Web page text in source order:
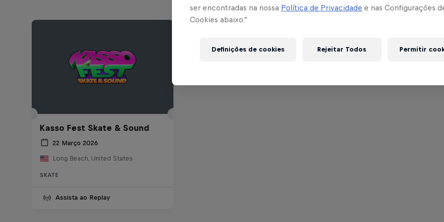
Kasso Fest Skate & Sound
22 Março 2026
Long Beach, United States
SKATE
Assista ao Replay
ser encontradas na nossa Política de Privacidade e nas Configurações
Cookies abaixo.”
Definições de cookies Rejeitar Todos Permitir